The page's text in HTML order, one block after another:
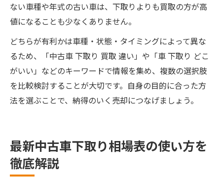
ない車種や年式の古い車は、下取りよりも買取の方が高
値になることも少なくありません。
どちらが有利かは車種・状態・タイミングによって異な
るため、「中古車 下取り 買取 違い」や「車 下取り どこ
がいい」などのキーワードで情報を集め、複数の選択肢
を比較検討することが大切です。自身の目的に合った方
法を選ぶことで、納得のいく売却につなげましょう。
最新中古車下取り相場表の使い方を
徹底解説